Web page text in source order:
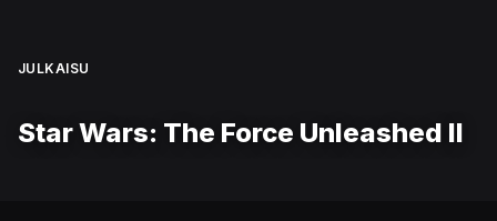
JULKAISU
Star Wars: The Force Unleashed II